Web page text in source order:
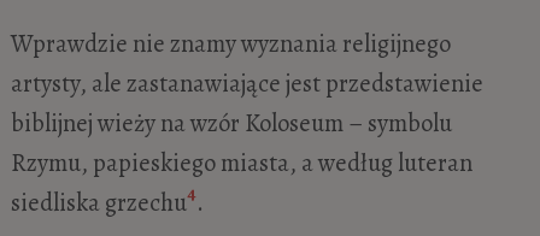
Wprawdzie nie znamy wyznania religijnego
artysty, ale zastanawiające jest przedstawienie
biblijnej wieży na wzór Koloseum – symbolu
Rzymu, papieskiego miasta, a według luteran
siedliska grzechu4.